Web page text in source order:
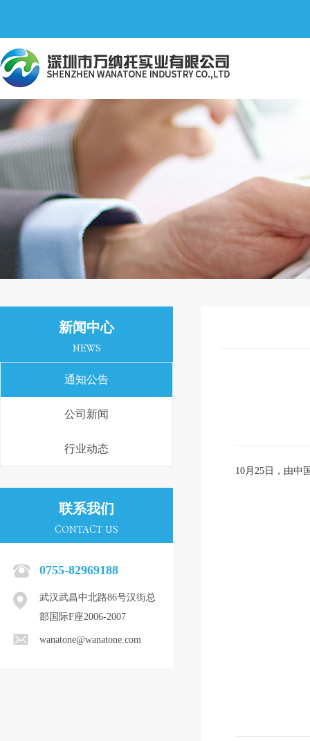
新闻中心
NEWS
通知公告
公司新闻
行业动态
联系我们
CONTACT US
0755-82969188
武汉武昌中北路86号汉街总
部国际F座2006-2007
wanatone@wanatone.com
10月25日，由中